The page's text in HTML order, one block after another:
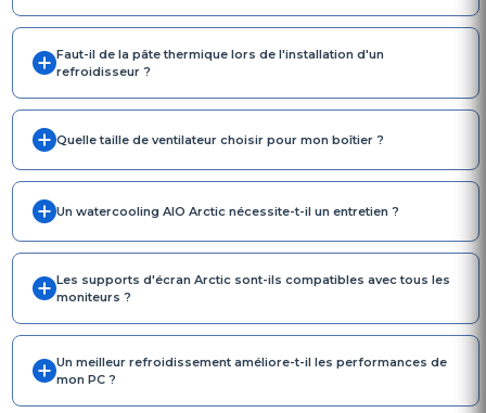
Faut-il de la pâte thermique lors de l'installation d'un
refroidisseur ?
Quelle taille de ventilateur choisir pour mon boîtier ?
Un watercooling AIO Arctic nécessite-t-il un entretien ?
Les supports d'écran Arctic sont-ils compatibles avec tous les
moniteurs ?
Un meilleur refroidissement améliore-t-il les performances de
mon PC ?